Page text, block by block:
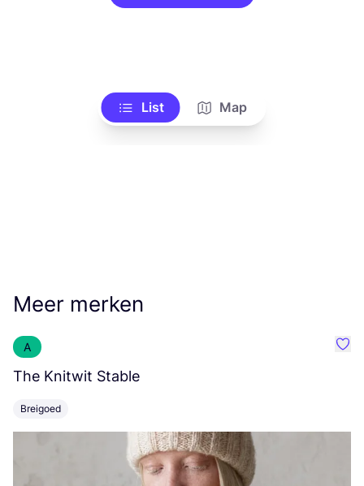
List Map
Meer merken
A
The Knitwit Stable
Breigoed